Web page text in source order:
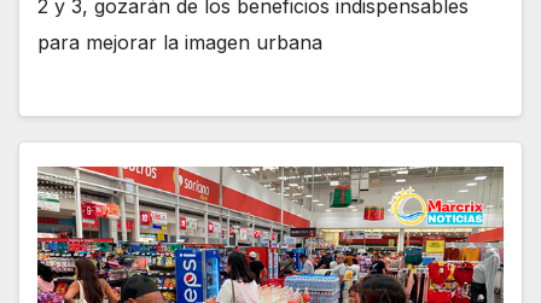
2 y 3, gozarán de los beneficios indispensables
para mejorar la imagen urbana